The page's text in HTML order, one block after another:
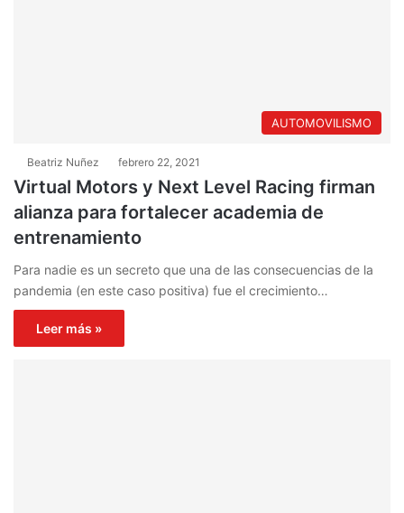
AUTOMOVILISMO
Beatriz Nuñez febrero 22, 2021
Virtual Motors y Next Level Racing firman
alianza para fortalecer academia de
entrenamiento
Para nadie es un secreto que una de las consecuencias de la
pandemia (en este caso positiva) fue el crecimiento…
Leer más »